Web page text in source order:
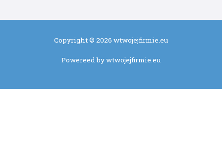
Copyright © 2026 wtwojejfirmie.eu
Powereed by wtwojejfirmie.eu